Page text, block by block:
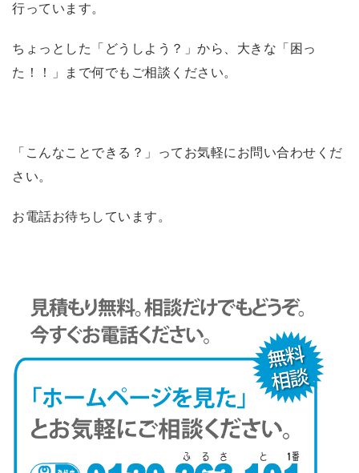
行っています。
ちょっとした「どうしよう？」から、大きな「困っ
た！！」まで何でもご相談ください。
「こんなことできる？」ってお気軽にお問い合わせくだ
さい。
お電話お待ちしています。